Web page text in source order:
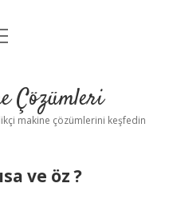
Çözümleri
makine çözümlerini keşfedin
ve öz ?